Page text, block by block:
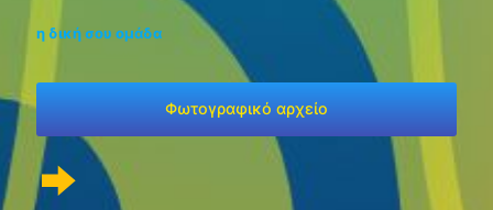
η δική σου ομάδα
Φωτογραφικό αρχείο